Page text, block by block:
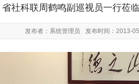
省社科联周鹤鸣副巡视员一行莅
发布者：系统管理员 发布时间：2013-